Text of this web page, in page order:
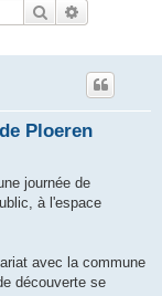
Rechercher
Ploeren
journée de
à l'espace
avec la commune
découverte se